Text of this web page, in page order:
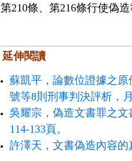
第210條、第216條行使偽造
延伸閱讀
蘇凱平，論數位證據之
號等8則刑事判決評析，
吳耀宗，偽造文書罪之文
114-133頁。
許澤天，文書偽造內容的